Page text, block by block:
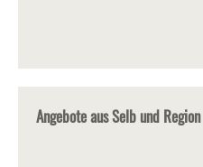
Angebote aus Selb und Region